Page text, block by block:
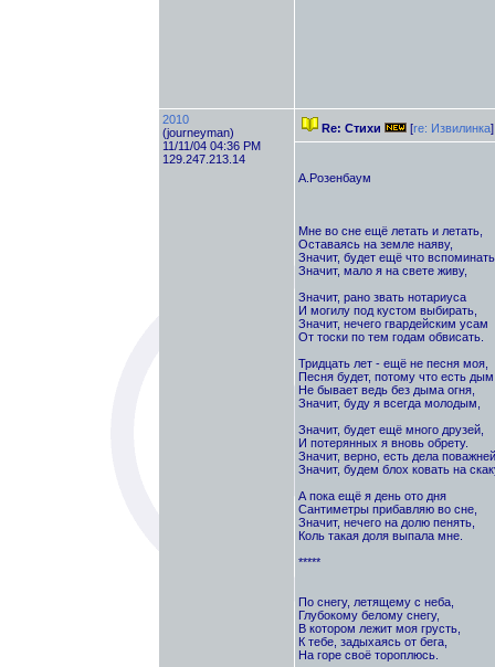
2010
(journeyman)
11/11/04 04:36 PM
129.247.213.14
Re: Стихи [re: Извилинка]
А.Розенбаум
Мне во сне ещё летать и летать,
Оставаясь на земле наяву,
Значит, будет ещё что
Значит, мало я на свете живу,
Значит, рано звать нотариуса
И могилу под кустом выбирать,
Значит, нечего гвардейским усам
От тоски по тем годам обвисать.
Тридцать лет - ещё не песня моя,
Песня будет, потому что есть
Не бывает ведь без дыма огня,
Значит, буду я всегда молодым,
Значит, будет ещё много друзей,
И потерянных я вновь обрету.
Значит, верно, есть дела
Значит, будем блох ковать на
А пока ещё я день ото дня
Сантиметры прибавляю во сне,
Значит, нечего на долю пенять,
Коль такая доля выпала мне.
*****
По снегу, летящему с неба,
Глубокому белому снегу,
В котором лежит моя грусть,
К тебе, задыхаясь от бега,
На горе своё тороплюсь.